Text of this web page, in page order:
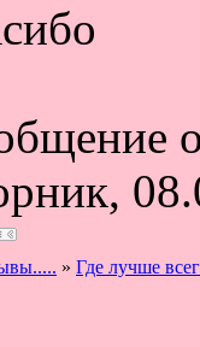
» Где лучше